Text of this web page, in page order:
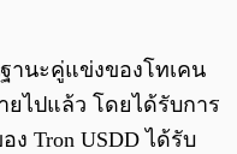
ฐานะคู่แข่งของโทเคน
ยไปแล้ว โดยได้รับการ
Tron USDD ได้รับ